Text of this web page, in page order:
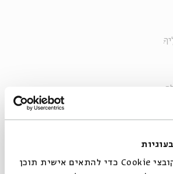
אנחנו משתמשים בקובצי Cookie כדי להתאים אישית תוכן